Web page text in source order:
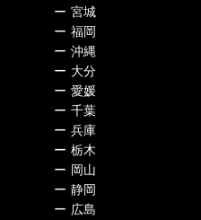
ー 宮城
ー 福岡
ー 沖縄
ー 大分
ー 愛媛
ー 千葉
ー 兵庫
ー 栃木
ー 岡山
ー 静岡
ー 広島